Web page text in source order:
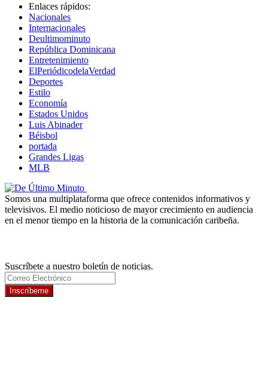
Enlaces rápidos:
Nacionales
Internacionales
Deultimominuto
República Dominicana
Entretenimiento
ElPeriódicodelaVerdad
Deportes
Estilo
Economía
Estados Unidos
Luis Abinader
Béisbol
portada
Grandes Ligas
MLB
Somos una multiplataforma que ofrece contenidos informativos y
televisivos. El medio noticioso de mayor crecimiento en audiencia
en el menor tiempo en la historia de la comunicación caribeña.
Suscríbete a nuestro boletín de noticias.
Inscríbeme